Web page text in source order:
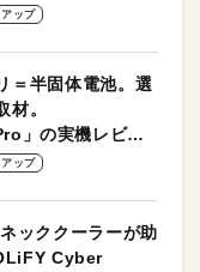
！
アップ
＝半固体電池。選
材。
」の実機レビュ
アップ
ッククーラーが助
Cyber